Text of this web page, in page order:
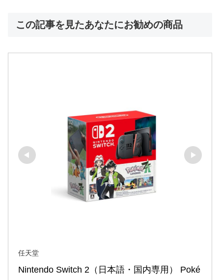
この記事を見たあなたにお勧めの商品
任天堂
Nintendo Switch 2（日本語・国内専用） Poké